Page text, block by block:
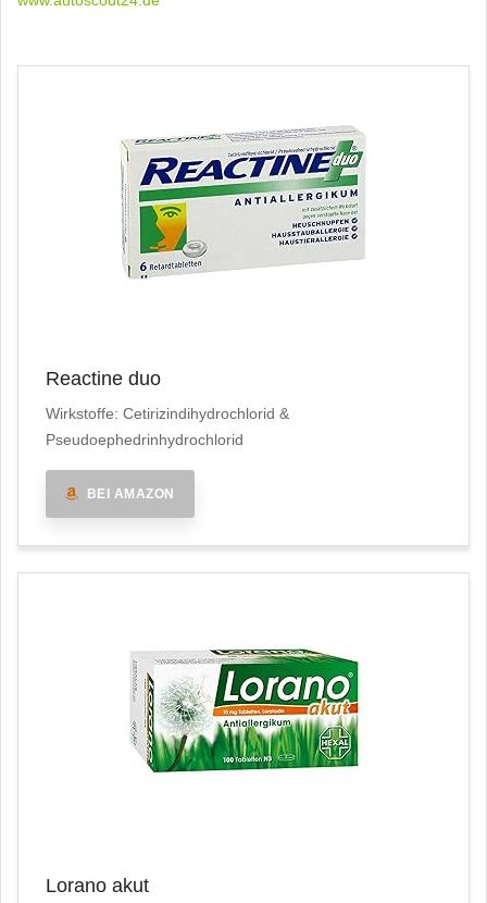
Reactine duo
Wirkstoffe: Cetirizindihydrochlorid &
Pseudoephedrinhydrochlorid
BEI AMAZON
Lorano akut